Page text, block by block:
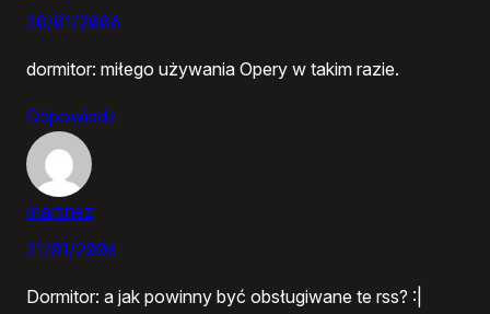
20/01/2006
dormitor: miłego używania Opery w takim razie.
Odpowiedz
martinez
21/01/2006
Dormitor: a jak powinny być obsługiwane te rss? :|